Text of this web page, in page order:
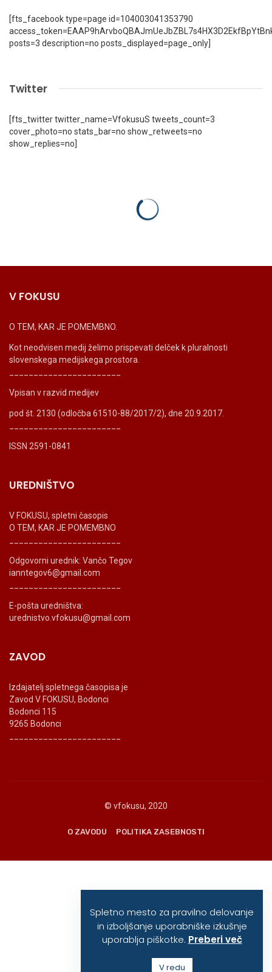
[fts_facebook type=page id=104003041353790
posts=3 description=no posts_displayed=page_only]
Twitter
[fts_twitter twitter_name=VfokusuS tweets_count=3
cover_photo=no stats_bar=no show_retweets=no
show_replies=no]
V FOKUSU
O TEM, KAR JE POMEMBNO.
Kot neodvisen medij želimo prispevati delček k pluralnosti
slovenskega medijskega prostora.
Vpisan v razvid medijev
pod št. 2130 (odločba 61510-88/2017/2), dne 20.9.2017.
ISSN 2591-0841
UREDNIŠTVO
V FOKUSU, spletni časopis
O TEM, KAR JE POMEMBNO
Odgovorni urednik: Vančo Tegov
ianntegov6@gmail.com
E-pošta uredništva:
urednistvo.vfokusu@gmail.com
ZAVOD
Izdajatelj spletnega časopisa je
Zavod V FOKUSU, Bodonci
Bodonci 115
9265 Bodonci
© vfokusu, 2020
O ZAVODU POLITIKA ZASEBNOSTI
Spletno mesto za pravilno delovanje
in izboljšanje uporabniške izkušnje
uporablja piškotke. Preberi več
V redu